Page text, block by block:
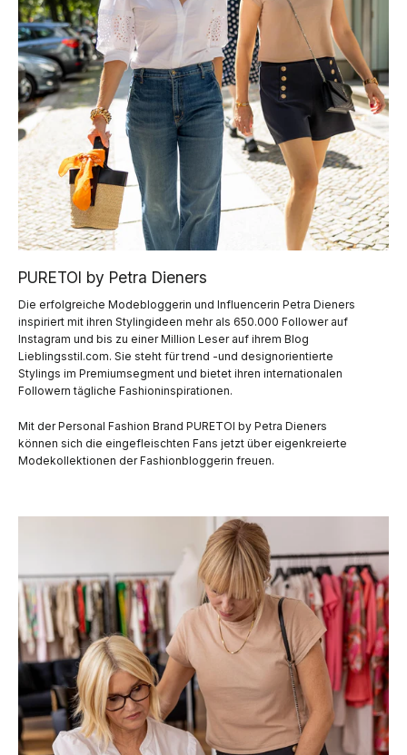
PURETOI by Petra Dieners
Die erfolgreiche Modebloggerin und Influencerin Petra Dieners
inspiriert mit ihren Stylingideen mehr als 650.000 Follower auf
Instagram und bis zu einer Million Leser auf ihrem Blog
Lieblingsstil.com. Sie steht für trend -und designorientierte
Stylings im Premiumsegment und bietet ihren internationalen
Followern tägliche Fashioninspirationen.
Mit der Personal Fashion Brand PURETOI by Petra Dieners
können sich die eingefleischten Fans jetzt über eigenkreierte
Modekollektionen der Fashionbloggerin freuen.